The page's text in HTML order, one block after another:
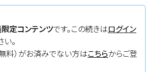
定コンテンツです。この続きはログイン
。
料）がお済みでない方はこちらからご登